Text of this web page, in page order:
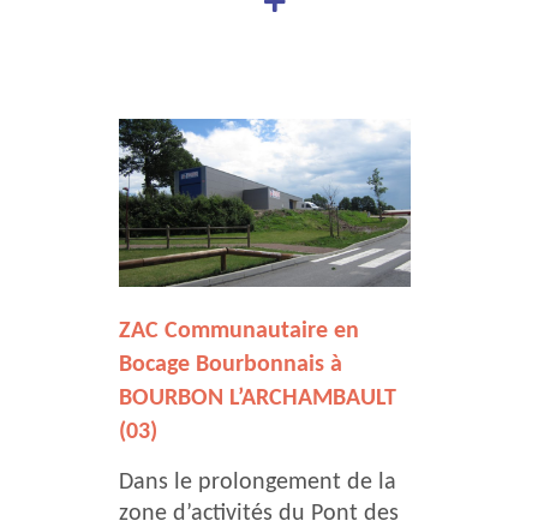
ZAC Communautaire en
Bocage Bourbonnais à
BOURBON L’ARCHAMBAULT
(03)
Dans le prolongement de la
zone d’activités du Pont des